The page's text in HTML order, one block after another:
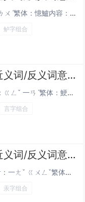
词语：忆鲈忆鲈拼音：yì lú忆鲈注音：一ˋ ㄌㄨˊ繁体：憶鱸内容： 词语解释忆鲈[ yì lú ]⒈ 犹忆莼鲈。引证解释⒈ 犹忆莼鲈。引明 张煌言 《答纪石青年丈》诗之二：“已知世态供谈虎，岂为微名重忆鱸。” 首...
鲈字组合
鲠言拼音读音 鲠言组词 鲠言近义词/反义词意思解释
词语：鲠言鲠言拼音：gěng yán鲠言注音：ㄍㄥˇ 一ㄢˊ繁体：鯁言内容： 词语解释鲠言[ gěng yán ]⒈ 坚决直率地言说，直言。⒉ 坚决直率的言论，刚直的言论。引证解释⒈ 坚决直率地言说，直...
言字组合
养汞拼音读音 养汞组词 养汞近义词/反义词意思解释
词语：养汞养汞拼音：yǎng gǒng养汞注音：一ㄤˇ ㄍㄨㄥˇ繁体：養汞内容： 词语解释养汞[ yǎng gǒng ]⒈ 指用水银炼丹。引证解释⒈ 指用水银炼丹。引《云笈七籤》卷六九：“宝鼎养汞而生砂……号为元真...
汞字组合